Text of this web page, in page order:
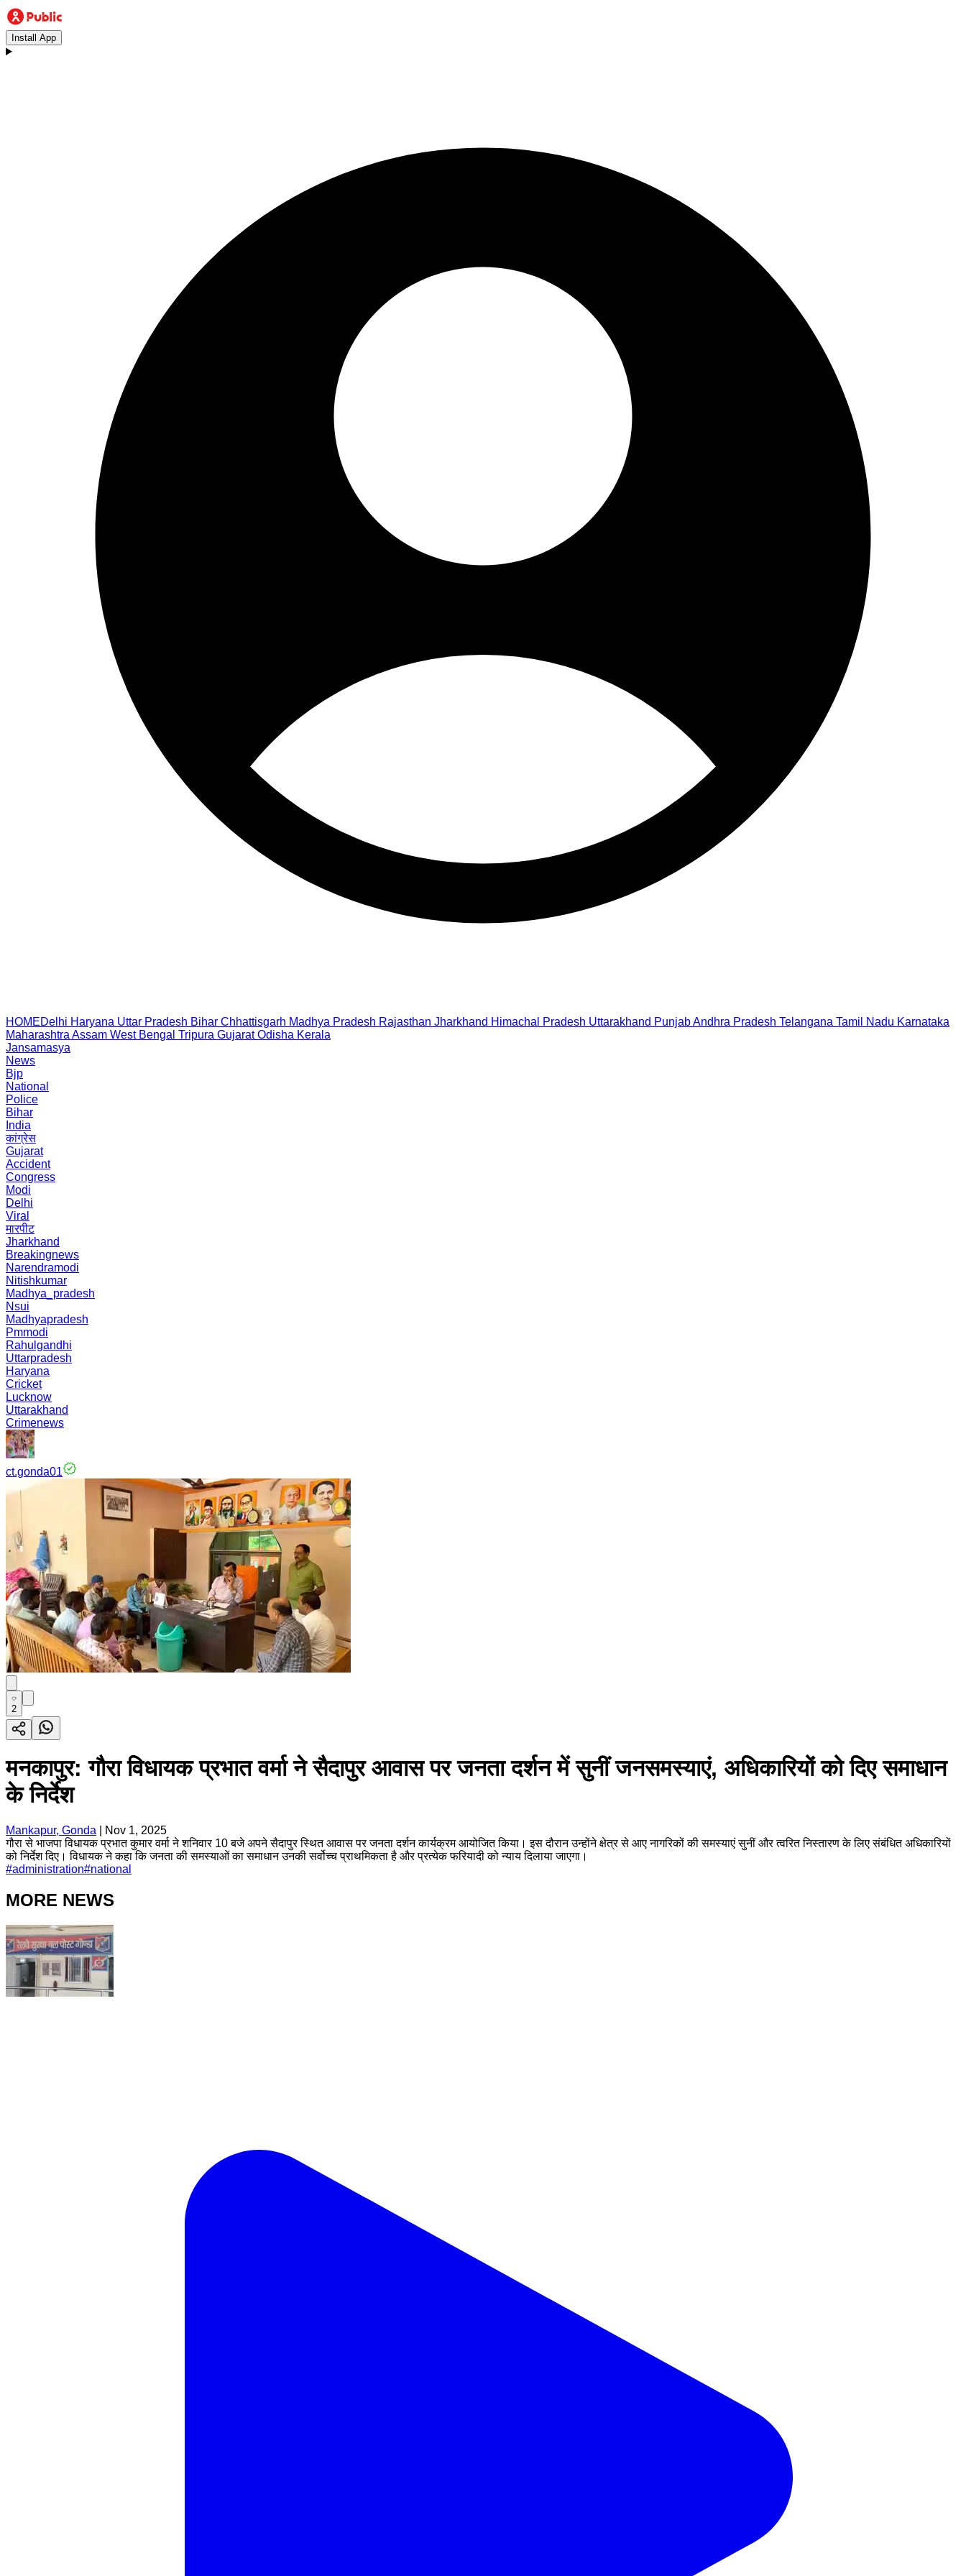
Install App
HOMEDelhi Haryana Uttar Pradesh Bihar Chhattisgarh Madhya Pradesh Rajasthan Jharkhand Himachal Pradesh Uttarakhand PunjabAndhra Pradesh Telangana Tamil Nadu Karnataka
Maharashtra Assam West Bengal Tripura Gujarat Odisha Kerala
Jansamasya
News
Bjp
National
Police
Bihar
India
कांग्रेस
Gujarat
Accident
Congress
Modi
Delhi
Viral
मारपीट
Jharkhand
Breakingnews
Narendramodi
Nitishkumar
Madhya_pradesh
Nsui
Madhyapradesh
Pmmodi
Rahulgandhi
Uttarpradesh
Haryana
Cricket
Lucknow
Uttarakhand
Crimenews
ct.gonda01
2
मनकापुर: गौरा विधायक प्रभात वर्मा ने सैदापुर आवास पर जनता दर्शन में सुनीं जनसमस्याएं, अधिकारियों को दिए समाधान
के निर्देश
Mankapur, Gonda
Nov 1, 2025
गौरा से भाजपा विधायक प्रभात कुमार वर्मा ने शनिवार 10 बजे अपने सैदापुर स्थित आवास पर जनता दर्शन कार्यक्रम आयोजित किया। इस दौरान उन्होंने क्षेत्र से आए नागरिकों की समस्याएं सुनीं और त्वरित निस्तारण के लिए संबंधित अधिकारियों
को निर्देश दिए। विधायक ने कहा कि जनता की समस्याओं का समाधान उनकी सर्वोच्च प्राथमिकता है और प्रत्येक फरियादी को न्याय दिलाया जाएगा।
#administration#national
MORE NEWS